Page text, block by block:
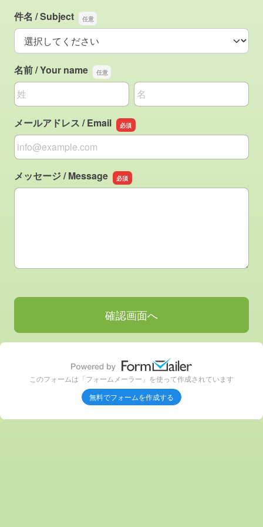
件名 / Subject
件名 / Subject
名前 / Your name
名前の姓
名前の名
メールアドレス / Email
メールアドレス / Email
メッセージ / Message
メッセージ / Message
このフォームは「フォームメーラー」を使って作成されています
無料でフォームを作成する